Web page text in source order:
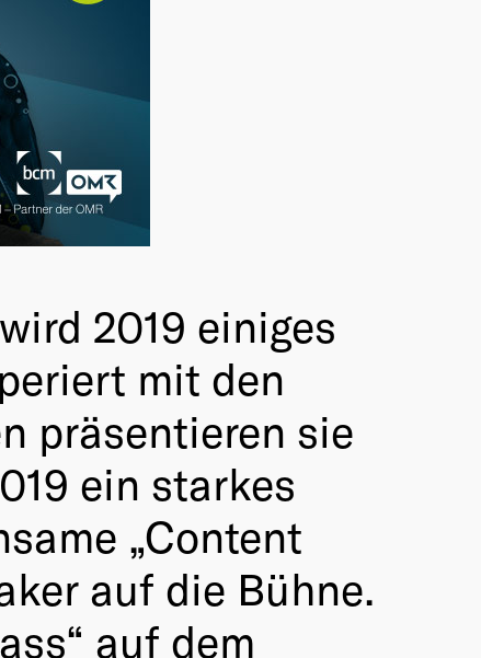
2019 einiges
mit den
präsentieren sie
ein starkes
„Content
auf die Bühne.
auf dem